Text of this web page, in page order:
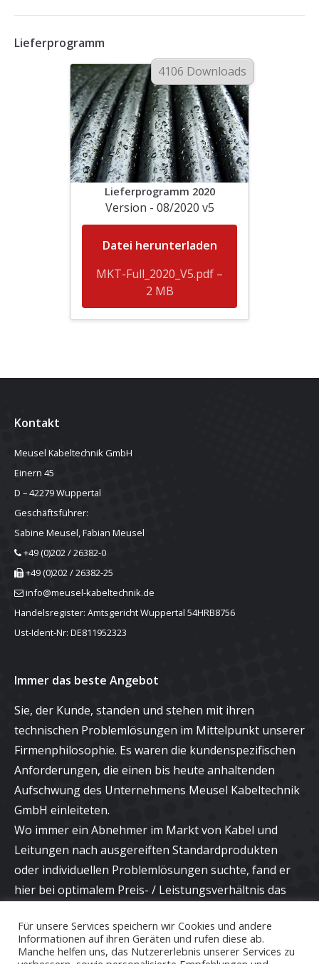
Lieferprogramm
4106 Downloads
Lieferprogramm 2020
Version - 08/2020 v5
Datei herunterladen
MKT-Full_2020_V5.pdf –
2 MB
Kontakt
Meusel Kabeltechnik GmbH
Einern 45
D – 42279 Wuppertal
Geschäftsführer:
Sabine Meusel, Fabian Meusel
+49 (0)202 / 26382-0
+49 (0)202 / 26382-25
info@meusel-kabeltechnik.de
Handelsregister: Amtsgericht Wuppertal 54HRB8756
Ust-Ident-Nr: DE811952323
Immer das beste Angebot
Sie, der Kunde, standen und stehen mit ihren
technischen Problemlösungen im Mittelpunkt unserer
Firmenphilosophie. Es waren die kundenspezifischen
Anforderungen, die einen bis heute anhaltenden
Aufschwung des Unternehmens Meusel Kabeltechnik
GmbH einleiteten.
Wo immer ein Abnehmer im Markt von Kabel und
Leitungen nach ausgereiften Standardprodukten
oder individuellen Problemlösungen suchte, fand er
hier bei optimalem Preis- / Leistungsverhältnis das
neuen Applikationen.
Für unsere Services speichern wir Cookies und andere
Informationen auf ihren Geräten und rufen diese ab.
Manche helfen uns, das Nutzererlebnis unserer Services zu